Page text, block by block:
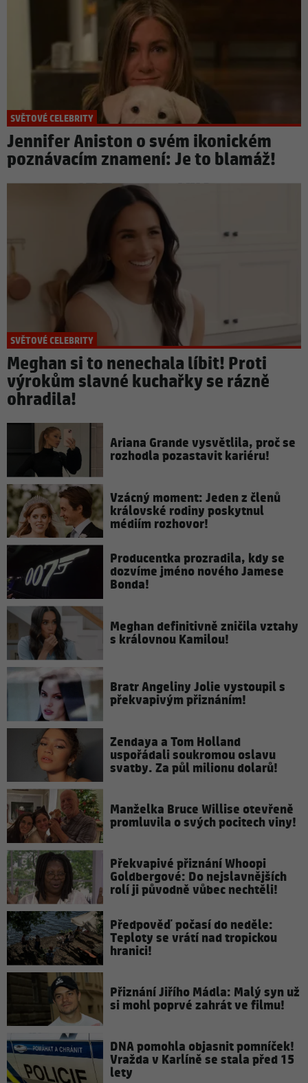
SVĚTOVÉ CELEBRITY
Jennifer Aniston o svém ikonickém
poznávacím znamení: Je to blamáž!
SVĚTOVÉ CELEBRITY
Meghan si to nenechala líbit! Proti
výrokům slavné kuchařky se rázně
ohradila!
Ariana Grande vysvětlila, proč se
rozhodla pozastavit kariéru!
Vzácný moment: Jeden z členů
královské rodiny poskytnul
médiím rozhovor!
Producentka prozradila, kdy se
dozvíme jméno nového Jamese
Bonda!
Meghan definitivně zničila vztahy
s královnou Kamilou!
Bratr Angeliny Jolie vystoupil s
překvapivým přiznáním!
Zendaya a Tom Holland
uspořádali soukromou oslavu
svatby. Za půl milionu dolarů!
Manželka Bruce Willise otevřeně
promluvila o svých pocitech viny!
Překvapivé přiznání Whoopi
Goldbergové: Do nejslavnějších
rolí ji původně vůbec nechtěli!
Předpověď počasí do neděle:
Teploty se vrátí nad tropickou
hranici!
Přiznání Jiřího Mádla: Malý syn už
si mohl poprvé zahrát ve filmu!
DNA pomohla objasnit pomníček!
Vražda v Karlíně se stala před 15
lety